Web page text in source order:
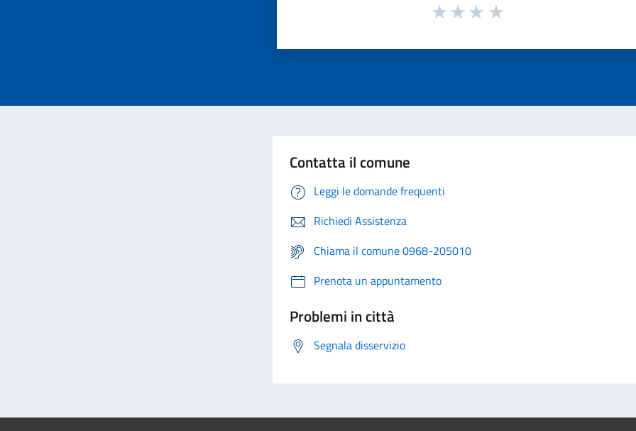
Contatta il comune
Leggi le domande frequenti
Richiedi Assistenza
Chiama il comune 0968-205010
Prenota un appuntamento
Problemi in città
Segnala disservizio